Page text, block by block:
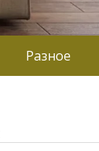
Разное